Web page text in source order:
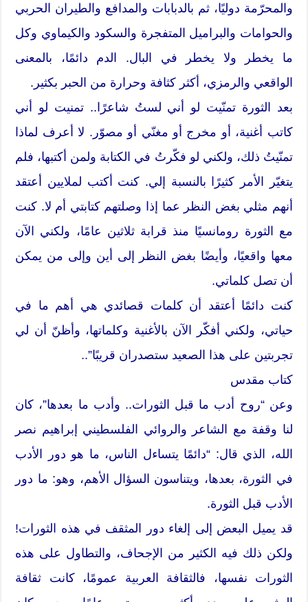
والمحرّمة دوليًا، ثم بالدبابات والمدافع والطيران الحربي
والحوامات والبراميل المتفجرة والسكود والكيماوي وكل
ما يخطر ولا يخطر في البال. الدم دائمًا، بالمعنى
الواقعي والرمزي، أكثر كثافة وحرارة من الحبر بكثير.
بعد الثورة تمنّيت لو أني لستُ شاعرًا.. تمنيت لو أني
كاتب أغنية، أو مخرج أو مغنّي أو مصوّر. لا أعرف لماذا
تمنّيتُ ذلك، ولكني لو فكّرتُ في الكتابة ولمن أكتبها، فلم
يتغيّر الأمر كثيرًا بالنسبة إلي. كنت أكتب لملايين أعتقد
أنهم مثلي بغض النظر عما إذا وصلتهم كتابتي أم لا. كنت
مع الثورة رومانسيًا منذ قرابة ثلاثين عامًا، ولكني الآن
معها واقعيًا، وأيضًا بغض النظر إلى أين وإلى من يمكن
أن تصل كلماتي.
كنت دائمًا أعتقد أن كلمات قصائدي هي أهم ما في
حياتي، ولكني أفكّر الآن بالأغنية وكلماتها، وأظنّ أن لي
تجربتين على هذا الصعيد ستصدران قريبًا”..
كتاب مقدس
وعن “روح أدب ما قبل الثورات.. وأدب ما بعدها”، كان
لنا وقفة مع الشاعر والروائي الفلسطيني إبراهيم نصر
الله، الذي قال: “دائمًا يتساءل الناس، ما هو دور الأدب
في الثورة، بعدها، ويتناسون السؤال الأهم، وهو: ما دور
الأدب قبل الثورة.
قد يميل البعض إلى إلغاء دور المثقف في هذه الثورات!
ولكن ذلك فيه الكثير من الإجحاف، والتطاول على هذه
الثورات نفسها، فالثقافة العربية عمومًا، كانت ثقافة